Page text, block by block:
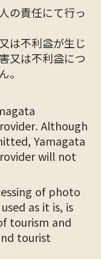
の責任にて行っ
は不利益が生じ
又は不利益につ
。
Although
Yamagata
will not
of photo
as it is, is
tourism and
tourist